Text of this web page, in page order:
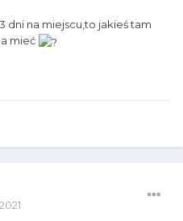
dni na miejscu,to jakieś tam
mieć